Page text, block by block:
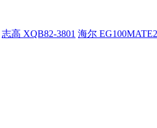
志高 XQB82-3801 海尔